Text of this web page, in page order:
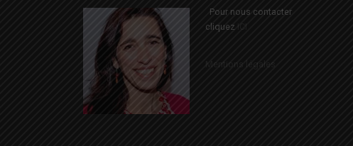
Pour nous contacter
cliquez ICI
Mentions légales